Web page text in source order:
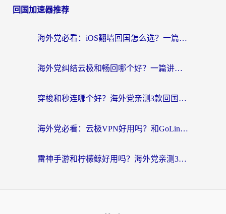
回国加速器推荐
海外党必看：iOS翻墙回国怎么选？一篇搞定无缝访问国内资源
海外党纠结云极和畅回哪个好？一篇讲透回国加速器怎么选（附避坑指南）
穿梭和秒连哪个好？海外党亲测3款回国加速器，教你在国外正常浏览国内网站
海外党必看：云极VPN好用吗？和GoLinkVPN对比哪个回国效果更好？附真实体验指南
雷神手游和柠檬鲸好用吗？海外党亲测3款回国加速器，教你避开破解VPN坑